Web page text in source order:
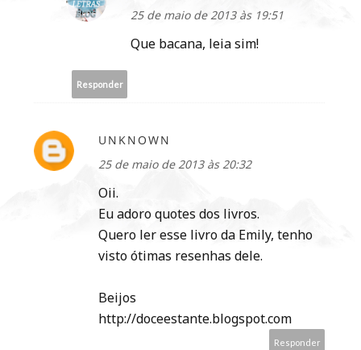
25 de maio de 2013 às 19:51
Que bacana, leia sim!
Responder
UNKNOWN
25 de maio de 2013 às 20:32
Oii.
Eu adoro quotes dos livros.
Quero ler esse livro da Emily, tenho
visto ótimas resenhas dele.
Beijos
http://doceestante.blogspot.com
Responder